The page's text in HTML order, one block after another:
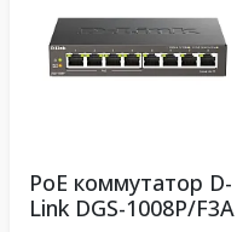
PoE коммутатор D-
Link DGS-1008P/F3A